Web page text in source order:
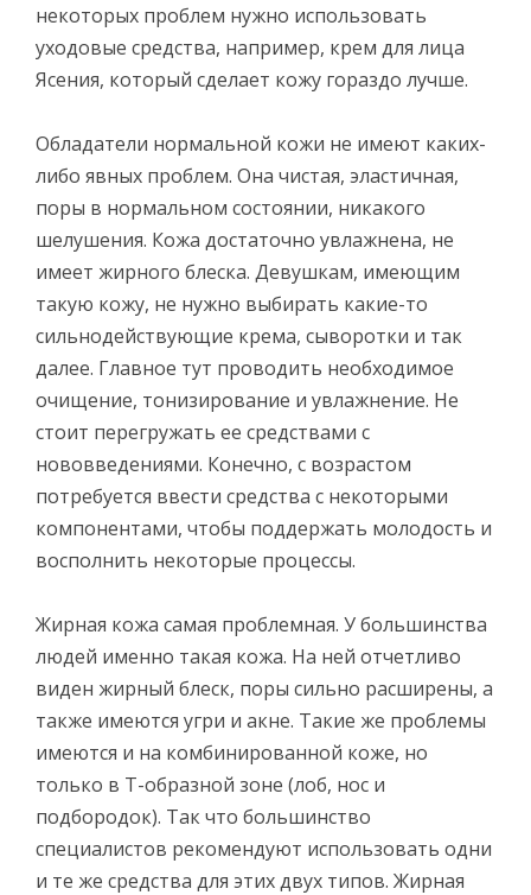
некоторых проблем нужно использовать
уходовые средства, например, крем для лица
Ясения, который сделает кожу гораздо лучше.
Обладатели нормальной кожи не имеют каких-
либо явных проблем. Она чистая, эластичная,
поры в нормальном состоянии, никакого
шелушения. Кожа достаточно увлажнена, не
имеет жирного блеска. Девушкам, имеющим
такую кожу, не нужно выбирать какие-то
сильнодействующие крема, сыворотки и так
далее. Главное тут проводить необходимое
очищение, тонизирование и увлажнение. Не
стоит перегружать ее средствами с
нововведениями. Конечно, с возрастом
потребуется ввести средства с некоторыми
компонентами, чтобы поддержать молодость и
восполнить некоторые процессы.
Жирная кожа самая проблемная. У большинства
людей именно такая кожа. На ней отчетливо
виден жирный блеск, поры сильно расширены, а
также имеются угри и акне. Такие же проблемы
имеются и на комбинированной коже, но
только в Т-образной зоне (лоб, нос и
подбородок). Так что большинство
специалистов рекомендуют использовать одни
и те же средства для этих двух типов. Жирная